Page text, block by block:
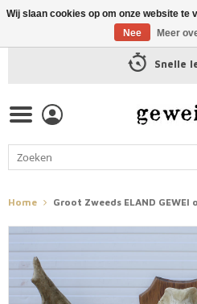
Snelle
Home Groot Zweeds ELAND
Wij slaan cookies op om onze website te
Nee
Meer